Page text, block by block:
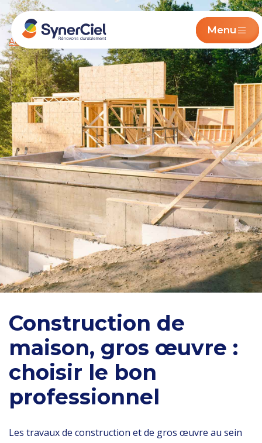
Menu
Accueil / Construction de maison et Gros-oeuvre
Construction de
maison, gros œuvre :
choisir le bon
professionnel
Les travaux de construction et de gros œuvre au sein